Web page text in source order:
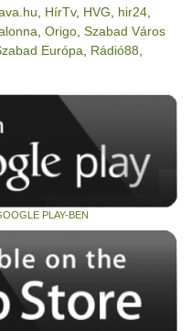
HírTv, HVG hir24
Origo Szabad Város
Európa Rádió88
PLAY-BEN